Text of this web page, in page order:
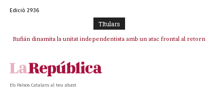
Edició 2936
TItulars
Rufián dinamita la unitat independentista amb un atac frontal al retorn
Els Països Catalans al teu abast